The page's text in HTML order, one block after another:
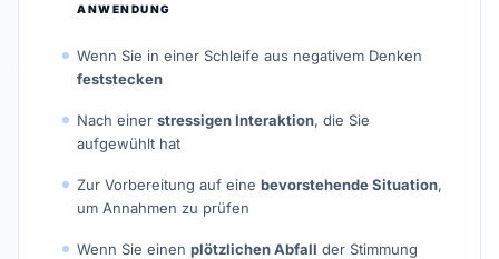
ANWENDUNG
Wenn Sie in einer Schleife aus negativem Denken
feststecken
Nach einer stressigen Interaktion, die Sie
aufgewühlt hat
Zur Vorbereitung auf eine bevorstehende Situation,
um Annahmen zu prüfen
Wenn Sie einen plötzlichen Abfall der Stimmung